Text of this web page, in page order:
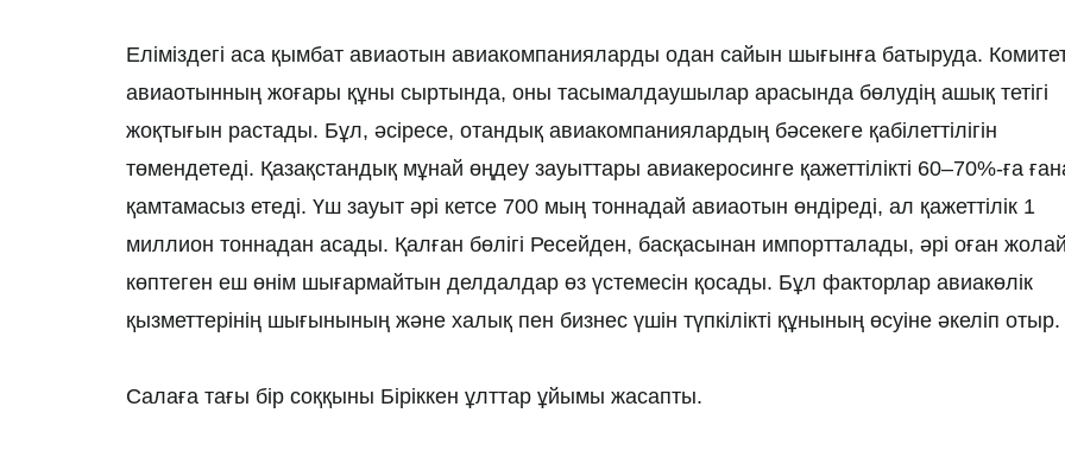
Еліміздегі аса қымбат авиаотын авиакомпанияларды одан сайын шығынға батыруда.
авиаотынның жоғары құны сыртында, оны тасымалдаушылар арасында бөлудің ашық тетігі
жоқтығын растады. Бұл, әсіресе, отандық авиакомпаниялардың бәсекеге қабілеттілігін
төмендетеді. Қазақстандық мұнай өңдеу зауыттары авиакеросинге қажеттілікті 60–70%-ға
қамтамасыз етеді. Үш зауыт әрі кетсе 700 мың тоннадай авиаотын өндіреді, ал қажеттілік 1
миллион тоннадан асады. Қалған бөлігі Ресейден, басқасынан импортталады, әрі оған жолай
көптеген еш өнім шығармайтын делдалдар өз үстемесін қосады. Бұл факторлар авиакөлік
қызметтерінің шығынының және халық пен бизнес үшін түпкілікті құнының өсуіне әкеліп отыр.
Салаға тағы бір соққыны Біріккен ұлттар ұйымы жасапты.